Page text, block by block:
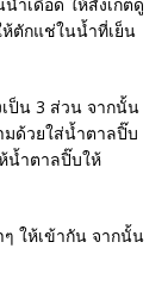
ตักแช่ในน้ำที่เย็น
ป็น 3 ส่วน จากนั้น
มด้วยใส่น้ำตาลปิ๊บ
น้ำตาลปิ๊บให้
ให้เข้ากัน จากนั้น